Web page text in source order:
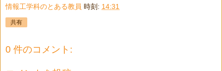
情報工学科のとある教員 時刻: 14:31
共有
0 件のコメント: